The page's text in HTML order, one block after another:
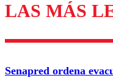
LAS MÁS
Senapred ordena